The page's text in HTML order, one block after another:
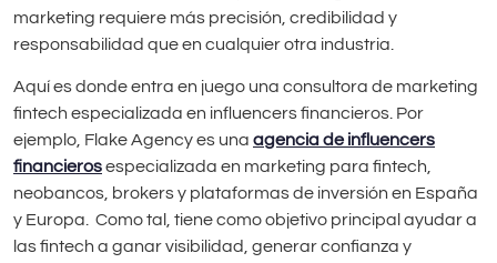
marketing requiere más precisión, credibilidad y
responsabilidad que en cualquier otra industria.
Aquí es donde entra en juego una consultora de marketing
fintech especializada en influencers financieros. Por
ejemplo, Flake Agency es una agencia de influencers
financierosespecializada en marketing para fintech,
neobancos, brokers y plataformas de inversión en España
y Europa. Como tal, tiene como objetivo principal ayudar a
las fintech a ganar visibilidad, generar confianza y